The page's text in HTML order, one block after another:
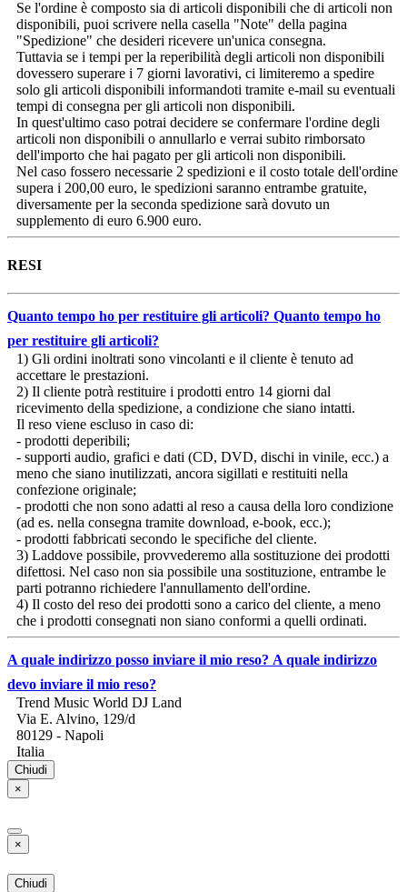
Se l'ordine è composto sia di articoli disponibili che di articoli non
disponibili, puoi scrivere nella casella "Note" della pagina
"Spedizione" che desideri ricevere un'unica consegna.
Tuttavia se i tempi per la reperibilità degli articoli non disponibili
dovessero superare i 7 giorni lavorativi, ci limiteremo a spedire
solo gli articoli disponibili informandoti tramite e-mail su eventuali
tempi di consegna per gli articoli non disponibili.
In quest'ultimo caso potrai decidere se confermare l'ordine degli
articoli non disponibili o annullarlo e verrai subito rimborsato
dell'importo che hai pagato per gli articoli non disponibili.
Nel caso fossero necessarie 2 spedizioni e il costo totale dell'ordine
supera i 200,00 euro, le spedizioni saranno entrambe gratuite,
diversamente per la seconda spedizione sarà dovuto un
supplemento di euro 6.900 euro.
RESI
Quanto tempo ho per restituire gli articoli? Quanto tempo ho
per restituire gli articoli?
1) Gli ordini inoltrati sono vincolanti e il cliente è tenuto ad
accettare le prestazioni.
2) Il cliente potrà restituire i prodotti entro 14 giorni dal
ricevimento della spedizione, a condizione che siano intatti.
Il reso viene escluso in caso di:
- prodotti deperibili;
- supporti audio, grafici e dati (CD, DVD, dischi in vinile, ecc.) a
meno che siano inutilizzati, ancora sigillati e restituiti nella
confezione originale;
- prodotti che non sono adatti al reso a causa della loro condizione
(ad es. nella consegna tramite download, e-book, ecc.);
- prodotti fabbricati secondo le specifiche del cliente.
3) Laddove possibile, provvederemo alla sostituzione dei prodotti
difettosi. Nel caso non sia possibile una sostituzione, entrambe le
parti potranno richiedere l'annullamento dell'ordine.
4) Il costo del reso dei prodotti sono a carico del cliente, a meno
che i prodotti consegnati non siano conformi a quelli ordinati.
A quale indirizzo posso inviare il mio reso? A quale indirizzo
devo inviare il mio reso?
Trend Music World DJ Land
Via E. Alvino, 129/d
80129 - Napoli
Italia
Chiudi
×
×
Chiudi